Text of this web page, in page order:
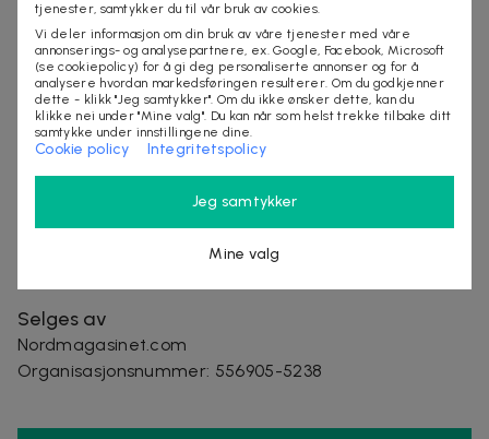
6 stk dekorasjoner
1 stk brett
2 stk tallerkener
1 stk skje
1 stk kniv
1 stk stekespade
Selges av
Nordmagasinet.com
Organisasjonsnummer: 556905-5238
tjenester, samtykker du til vår bruk av cookies.
Vi deler informasjon om din bruk av våre tjenester med våre
annonserings- og analysepartnere, ex. Google, Facebook, Microsoft
(se cookiepolicy) for å gi deg personaliserte annonser og for å
analysere hvordan markedsføringen resulterer. Om du godkjenner
dette - klikk "Jeg samtykker". Om du ikke ønsker dette, kan du
klikke nei under "Mine valg". Du kan når som helst trekke tilbake ditt
samtykke under innstillingene dine.
Cookie policy Integritetspolicy
Jeg samtykker
Mine valg